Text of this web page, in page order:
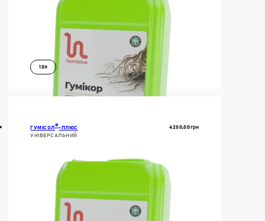
10л
ГУМІСОЛ®-ПЛЮС
УНІВЕРСАЛЬНИЙ
4200,00Грн